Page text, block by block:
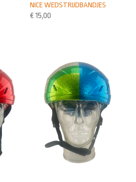
NICE WEDSTRIJDBANDJES
€ 15,00